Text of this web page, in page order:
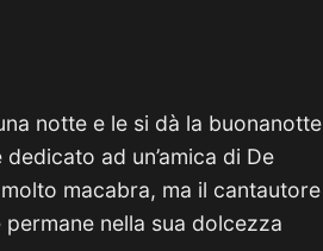
notte e le si dà la buonanotte
ad un’amica di De
macabra, ma il cantautore
nella sua dolcezza